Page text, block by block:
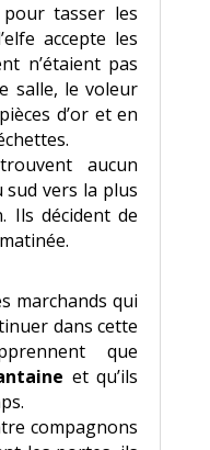
tasser les
accepte les
n’étaient pas
salle, le voleur
d’or et en
aucun
sud vers la plus
Ils décident de
marchands qui
dans cette
que
et qu’ils
compagnons